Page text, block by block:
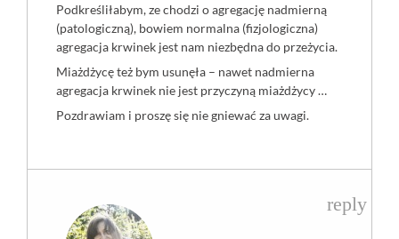
Podkreśliłabym, ze chodzi o agregację nadmierną
(patologiczną), bowiem normalna (fizjologiczna)
agregacja krwinek jest nam niezbędna do przeżycia.
Miażdżycę też bym usunęła – nawet nadmierna
agregacja krwinek nie jest przyczyną miażdżycy …
Pozdrawiam i proszę się nie gniewać za uwagi.
reply